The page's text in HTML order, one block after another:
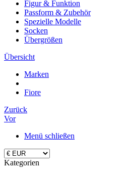
Figur & Funktion
Passform & Zubehör
Spezielle Modelle
Socken
Übergrößen
Übersicht
Marken
Fiore
Zurück
Vor
Menü schließen
Kategorien